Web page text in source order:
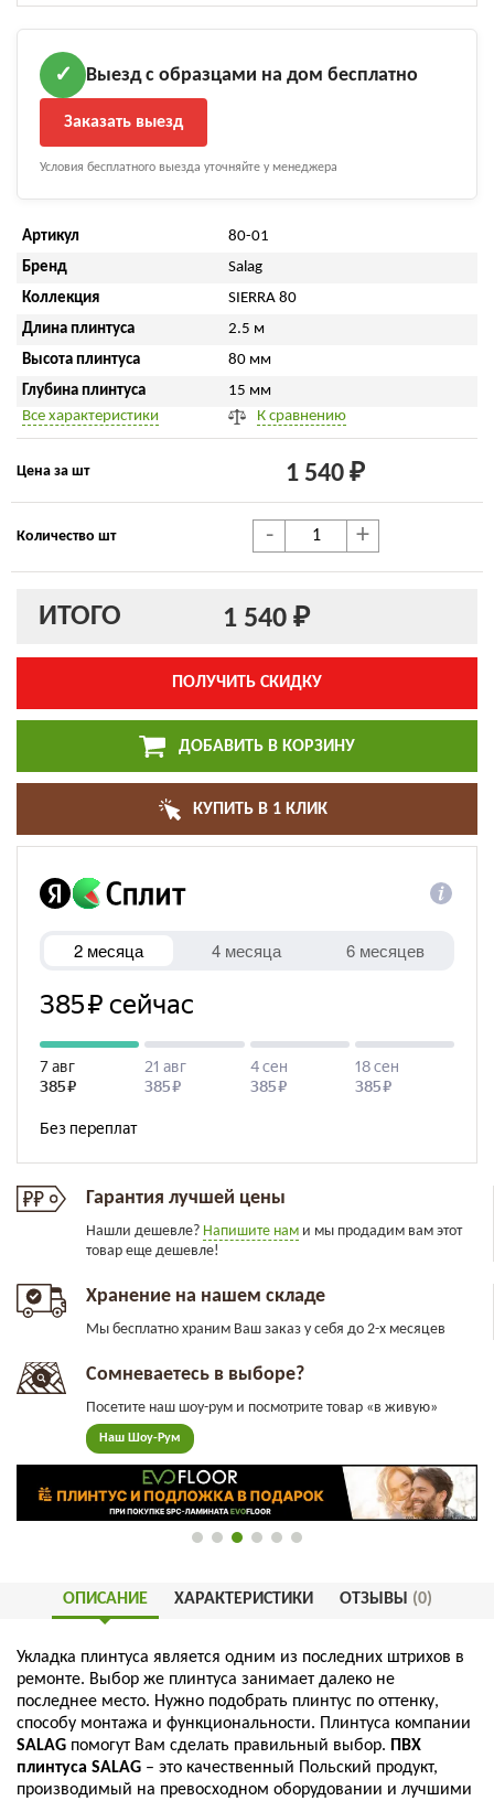
✓ Выезд с образцами на дом бесплатно
Заказать выезд
Условия бесплатного выезда уточняйте у менеджера
Артикул
80-01
Бренд
Salag
Коллекция
SIERRA 80
Длина плинтуса
2.5 м
Высота плинтуса
80 мм
Глубина плинтуса
15 мм
Все характеристики
К сравнению
Цена за шт 1 540 ₽
Количество шт - +
ИТОГО 1 540 ₽
ПОЛУЧИТЬ СКИДКУ
ДОБАВИТЬ В КОРЗИНУ
КУПИТЬ В 1 КЛИК
Гарантия лучшей цены
Нашли дешевле? Напишите нам и мы продадим вам этот
товар еще дешевле!
Хранение на нашем складе
Мы бесплатно храним Ваш заказ у себя до 2-х месяцев
Сомневаетесь в выборе?
Посетите наш шоу-рум и посмотрите товар «в живую»
Наш Шоу-Рум
ОПИСАНИЕ ХАРАКТЕРИСТИКИ ОТЗЫВЫ (0)
Укладка плинтуса является одним из последних штрихов в
ремонте. Выбор же плинтуса занимает далеко не
последнее место. Нужно подобрать плинтус по оттенку,
способу монтажа и функциональности. Плинтуса компании
SALAG помогут Вам сделать правильный выбор. ПВХ
плинтуса SALAG – это качественный Польский продукт,
производимый на превосходном оборудовании и лучшими